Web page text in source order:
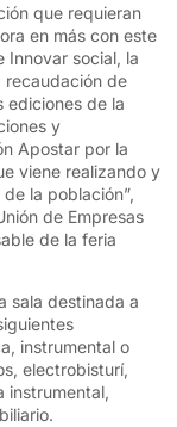
que requieran
en más con este
Innovar social, la
recaudación de
ediciones de la
y
Apostar por la
viene realizando y
la población”,
de Empresas
de la feria
sala destinada a
instrumental o
electrobisturí,
instrumental,